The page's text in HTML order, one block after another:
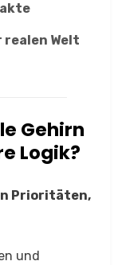
Welt
Gehirn
Logik?
Prioritäten,
und